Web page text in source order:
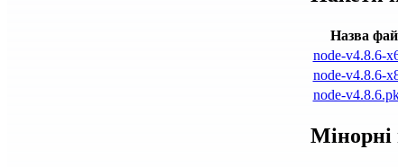
Назва
node-v4.8.6-
node-v4.8.6-
node-
Мінорні